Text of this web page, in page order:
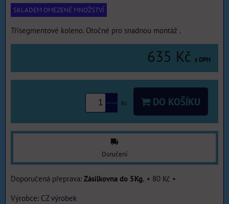
SKLADEM OMEZENÉ MNOŽSTVÍ
Třísegmentové koleno. Otočné pro snadnou montáž .
635 Kč s DPH
ks DO KOŠÍKU
Doručení
Zásilkovna do 5Kg. • 80 Kč •
Výrobce: CZ výrobek